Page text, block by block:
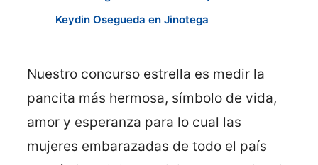
Keydin Osegueda en Jinotega
Nuestro concurso estrella es medir la
pancita más hermosa, símbolo de vida,
amor y esperanza para lo cual las
mujeres embarazadas de todo el país